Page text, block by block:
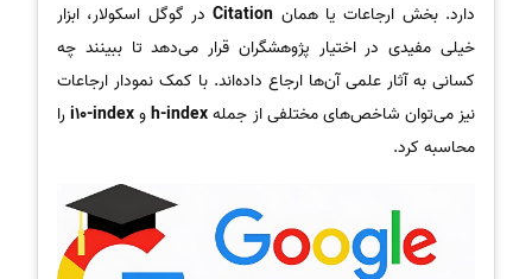
دارد. بخش ارجاعات یا همان Citationدر گوگل اسکولار، ابزار
خیلی مفیدی در اختیار پژوهشگران قرار می‌دهد تا ببینند چه
کسانی به آثار علمی آن‌ها ارجاع داده‌اند. با کمک نمودار ارجاعات
نیز می‌توان شاخص‌های مختلفی از جملهh-indexوi10-indexرا
محاسبه کرد.